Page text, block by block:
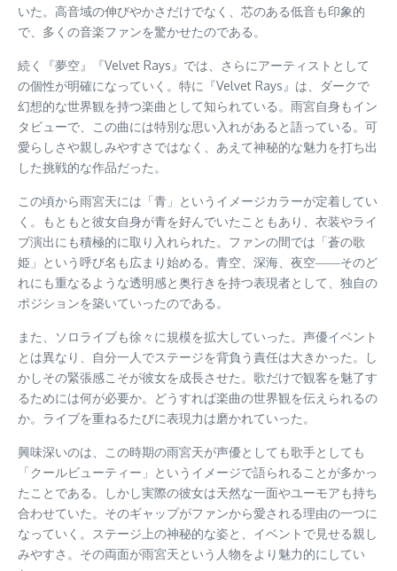
いた。高音域の伸びやかさだけでなく、芯のある低音も印象的
で、多くの音楽ファンを驚かせたのである。
続く『夢空』『Velvet Rays』では、さらにアーティストとして
の個性が明確になっていく。特に『Velvet Rays』は、ダークで
幻想的な世界観を持つ楽曲として知られている。雨宮自身もイン
タビューで、この曲には特別な思い入れがあると語っている。可
愛らしさや親しみやすさではなく、あえて神秘的な魅力を打ち出
した挑戦的な作品だった。
この頃から雨宮天には「青」というイメージカラーが定着してい
く。もともと彼女自身が青を好んでいたこともあり、衣装やライ
ブ演出にも積極的に取り入れられた。ファンの間では「蒼の歌
姫」という呼び名も広まり始める。青空、深海、夜空――そのど
れにも重なるような透明感と奥行きを持つ表現者として、独自の
ポジションを築いていったのである。
また、ソロライブも徐々に規模を拡大していった。声優イベント
とは異なり、自分一人でステージを背負う責任は大きかった。し
かしその緊張感こそが彼女を成長させた。歌だけで観客を魅了す
るためには何が必要か。どうすれば楽曲の世界観を伝えられるの
か。ライブを重ねるたびに表現力は磨かれていった。
興味深いのは、この時期の雨宮天が声優としても歌手としても
「クールビューティー」というイメージで語られることが多かっ
たことである。しかし実際の彼女は天然な一面やユーモアも持ち
合わせていた。そのギャップがファンから愛される理由の一つに
なっていく。ステージ上の神秘的な姿と、イベントで見せる親し
みやすさ。その両面が雨宮天という人物をより魅力的にしてい